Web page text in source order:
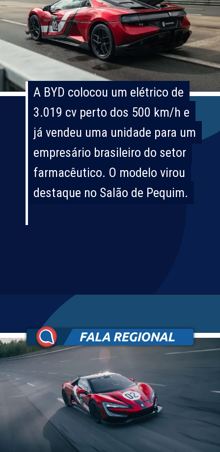
A BYD colocou um elétrico de
3.019 cv perto dos 500 km/h e
já vendeu uma unidade para um
empresário brasileiro do setor
farmacêutico. O modelo virou
destaque no Salão de Pequim.
A BYD colocou um elétrico de
3.019 cv perto dos 500 km/h e
já vendeu uma unidade para um
empresário brasileiro do setor
farmacêutico. O modelo virou
destaque no Salão de Pequim.